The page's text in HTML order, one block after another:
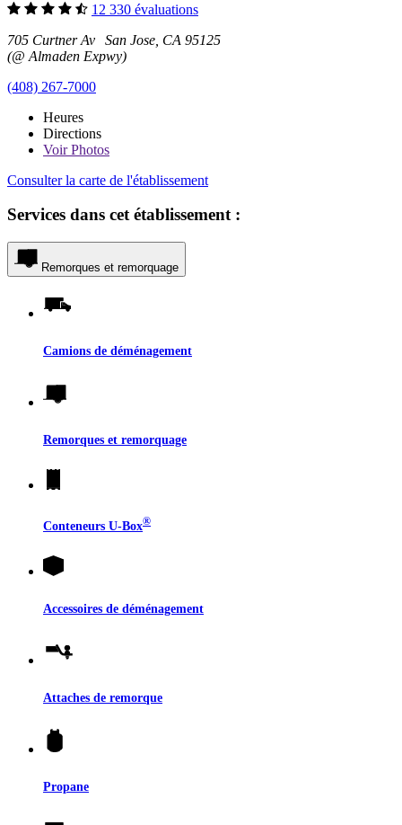
12 330 évaluations
705 Curtner Av San Jose, CA 95125
(@ Almaden Expwy)
(408) 267-7000
Heures
Directions
VoirPhotos
Consulter la carte de l'établissement
Services dans cet établissement :
Remorques et remorquage
Camions de déménagement
Remorques et remorquage
Conteneurs U-Box®
Accessoires de déménagement
Attaches de remorque
Propane